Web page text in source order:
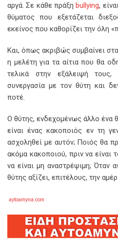
αργά. Σε κάθε πράξηbullying,
θύματος που εξετάζεται
εκείνος που καθορίζει την όλη
Και, όπως ακριβώς συμβαίνει
η μελέτη για τα αίτια που θα
τελικά στην εξάλειψή τους,
συνεργασία με τον θύτη και
ποτέ.
Ο θύτης, ενδεχομένως άλλο ένα
είναι ένας κακοποιός εν τη
ασχοληθεί με αυτόν; Ποιός θα
ακόμα κακοποιού, πριν να
να είναι μη αναστρέψιμη; Όταν
θύτης αξίζει, επιτέλους, την
aytoamyna.com